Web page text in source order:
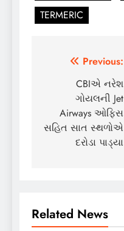
TERMERIC
Post
navigation
Previous:
CBIએ નરેશ
ગોયલની Jet
Airways ઓફિસ
સહિત સાત સ્થળોએ
દરોડા પાડ્યા
Related News